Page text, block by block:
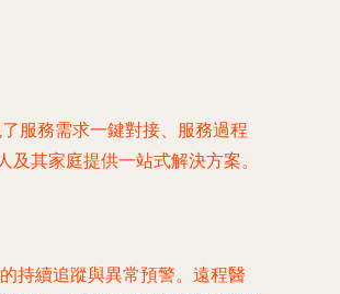
服務需求一鍵對接、服務過程
其家庭提供一站式解決方案。
持續追蹤與異常預警。遠程醫